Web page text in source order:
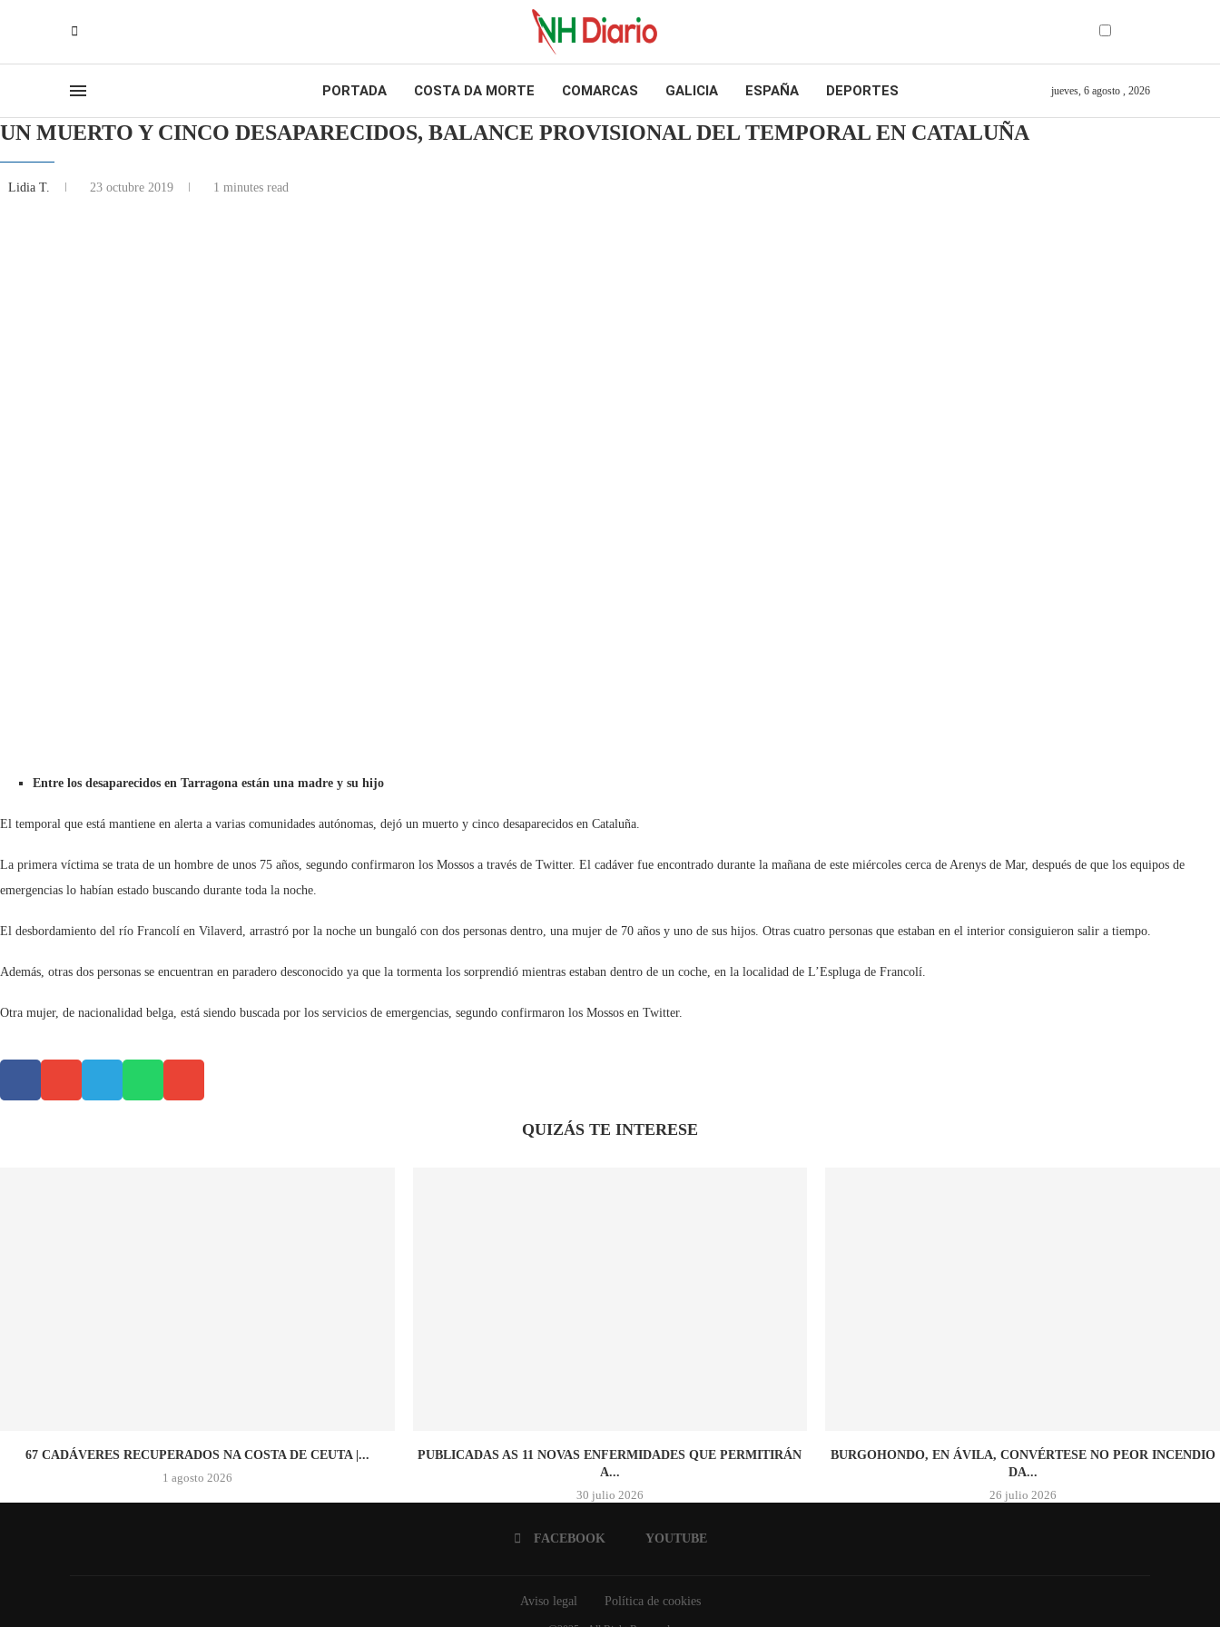
PORTADA COSTA DA MORTE COMARCAS GALICIA ESPAÑA DEPORTES jueves, 6 agosto , 2026
UN MUERTO Y CINCO DESAPARECIDOS, BALANCE PROVISIONAL DEL TEMPORAL EN CATALUÑA
Lidia T. 23 octubre 2019 1 minutes read
Entre los desaparecidos en Tarragona están una madre y su hijo
El temporal que está mantiene en alerta a varias comunidades autónomas, dejó un muerto y cinco desaparecidos en Cataluña.
La primera víctima se trata de un hombre de unos 75 años, segundo confirmaron los Mossos a través de Twitter. El cadáver fue encontrado durante la mañana de este miércoles cerca de Arenys de Mar, después de que los equipos de
emergencias lo habían estado buscando durante toda la noche.
El desbordamiento del río Francolí en Vilaverd, arrastró por la noche un bungaló con dos personas dentro, una mujer de 70 años y uno de sus hijos. Otras cuatro personas que estaban en el interior consiguieron salir a tiempo.
Además, otras dos personas se encuentran en paradero desconocido ya que la tormenta los sorprendió mientras estaban dentro de un coche, en la localidad de L’Espluga de Francolí.
Otra mujer, de nacionalidad belga, está siendo buscada por los servicios de emergencias, segundo confirmaron los Mossos en Twitter.
QUIZÁS TE INTERESE
67 CADÁVERES RECUPERADOS NA COSTA DE CEUTA |...
1 agosto 2026
PUBLICADAS AS 11 NOVAS ENFERMIDADES QUE PERMITIRÁN
A...
30 julio 2026
BURGOHONDO, EN ÁVILA, CONVÉRTESE NO PEOR INCENDIO
DA...
26 julio 2026
FACEBOOK YOUTUBE
Aviso legal Política de cookies